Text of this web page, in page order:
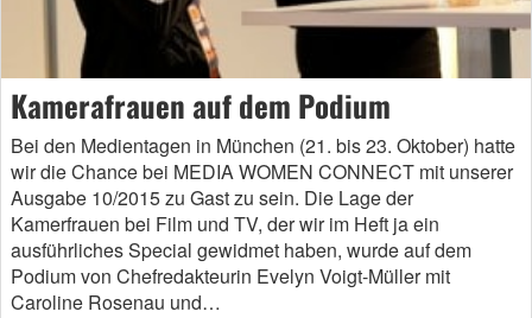
Kamerafrauen auf dem Podium
Bei den Medientagen in München (21. bis 23. Oktober) hatte
wir die Chance bei MEDIA WOMEN CONNECT mit unserer
Ausgabe 10/2015 zu Gast zu sein. Die Lage der
Kamerfrauen bei Film und TV, der wir im Heft ja ein
ausführliches Special gewidmet haben, wurde auf dem
Podium von Chefredakteurin Evelyn Voigt-Müller mit
Caroline Rosenau und…